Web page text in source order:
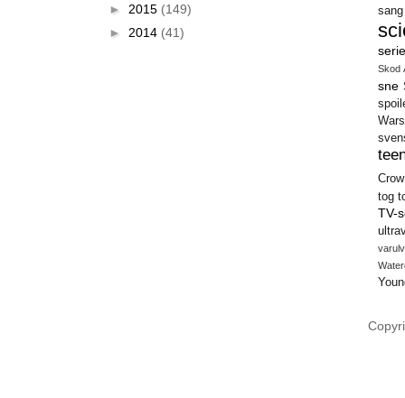
► 2015 (149)
► 2014 (41)
Skod
sne
Wars
Crow
tog
TV-
varulv